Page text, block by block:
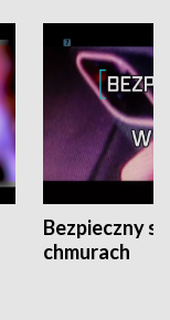
Bezpieczny
chmurach